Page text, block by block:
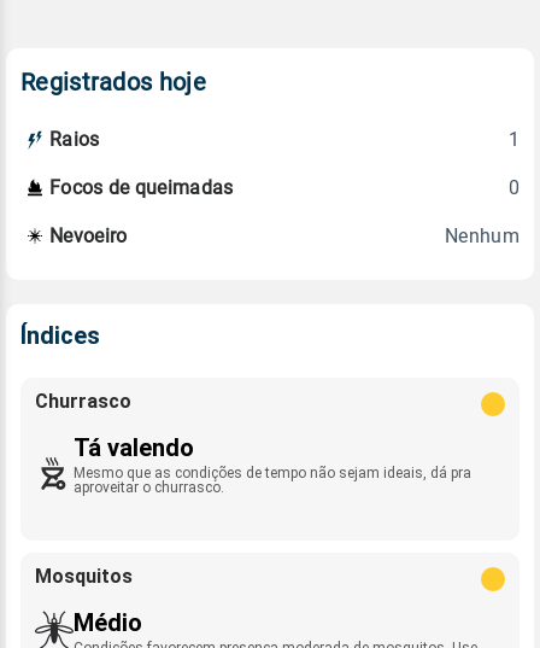
Registrados hoje
Raios 1
Focos de queimadas 0
Nevoeiro Nenhum
Índices
Churrasco
Tá valendo
Mesmo que as condições de tempo não sejam ideais, dá pra
aproveitar o churrasco.
Mosquitos
Médio